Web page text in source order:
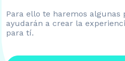
Para ello te haremos algunas
ayudarán a crear la
para tí.